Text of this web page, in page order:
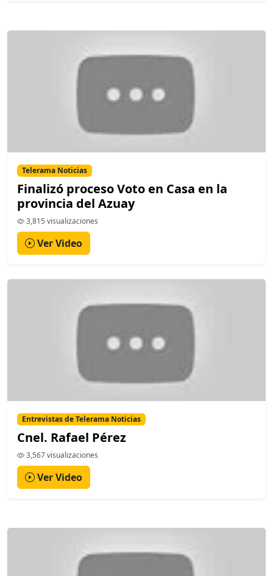
Telerama Noticias
Finalizó proceso Voto en Casa en la
provincia del Azuay
3,815 visualizaciones
Ver Video
Entrevistas de Telerama Noticias
Cnel. Rafael Pérez
3,567 visualizaciones
Ver Video